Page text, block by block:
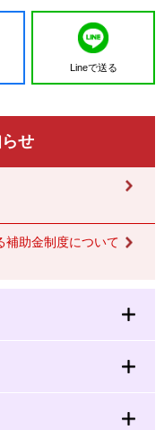
Lineで送る
せ
補助金制度について